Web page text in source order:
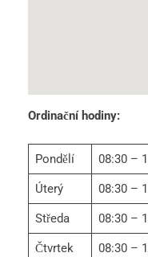
Ordinační hodiny:
Pondělí 08:30 –
Úterý 08:30 –
Středa 08:30 –
Čtvrtek 08:30 –